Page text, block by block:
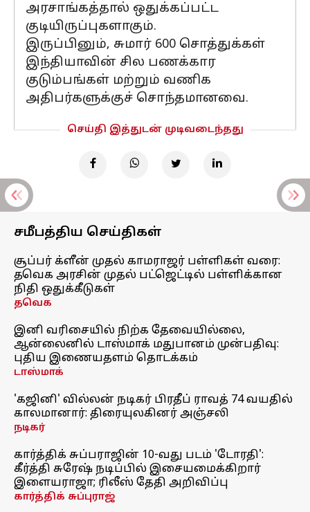
அரசாங்கத்தால் ஒதுக்கப்பட்ட
குடியிருப்புகளாகும்.
இருப்பினும், சுமார் 600 சொத்துக்கள்
இந்தியாவின் சில பணக்கார
குடும்பங்கள் மற்றும் வணிக
அதிபர்களுக்குச் சொந்தமானவை.
செய்தி இத்துடன் முடிவடைந்தது
சமீபத்திய செய்திகள்
சூப்பர் க்ளீன் முதல் காமராஜர் பள்ளிகள் வரை:
தவெக அரசின் முதல் பட்ஜெட்டில் பள்ளிக்கான
நிதி ஒதுக்கீடுகள்
தவெக
இனி வரிசையில் நிற்க தேவையில்லை,
ஆன்லைனில் டாஸ்மாக் மதுபானம் முன்பதிவு:
புதிய இணையதளம் தொடக்கம்
டாஸ்மாக்
'கஜினி' வில்லன் நடிகர் பிரதீப் ராவத் 74 வயதில்
காலமானார்: திரையுலகினர் அஞ்சலி
நடிகர்
கார்த்திக் சுப்பராஜின் 10-வது படம் 'டோரதி':
கீர்த்தி சுரேஷ் நடிப்பில் இசையமைக்கிறார்
இளையராஜா; ரிலீஸ் தேதி அறிவிப்பு
கார்த்திக் சுப்புராஜ்